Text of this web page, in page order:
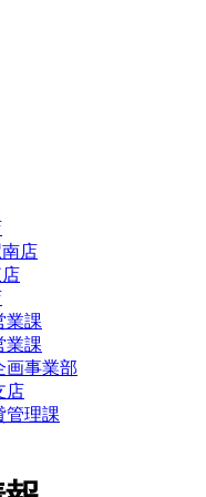
店
業課
業課
画事業部
店
管理課